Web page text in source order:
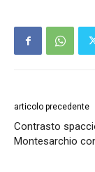
articolo precedente
Contrasto
Montesarchio